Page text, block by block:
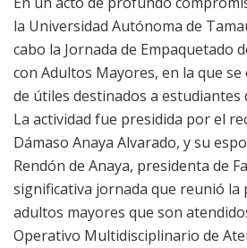
la Universidad Autónoma de
cabo la Jornada de Empaquetado
con Adultos Mayores, en la que
de útiles destinados a estudiantes
La actividad fue presidida por el
Dámaso Anaya Alvarado, y su
Rendón de Anaya, presidenta de
significativa jornada que reunió la
adultos mayores que son
Operativo Multidisciplinario de